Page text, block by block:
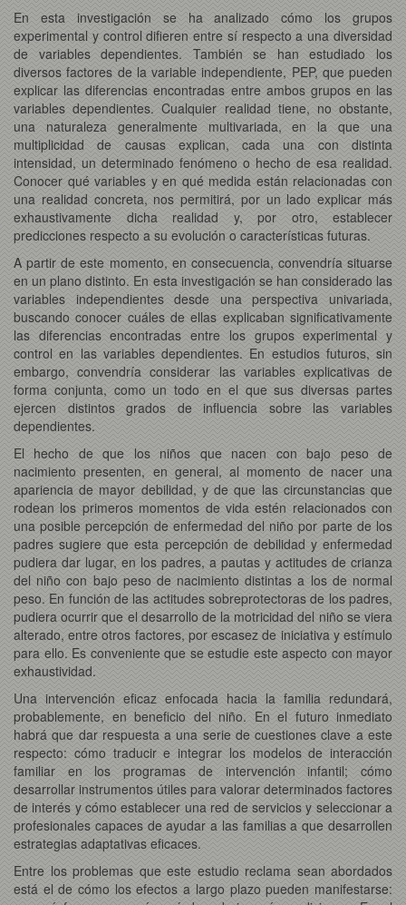
En esta investigación se ha analizado cómo los grupos
experimental y control difieren entre sí respecto a una diversidad
de variables dependientes. También se han estudiado los
diversos factores de la variable independiente, PEP, que pueden
explicar las diferencias encontradas entre ambos grupos en las
variables dependientes. Cualquier realidad tiene, no obstante,
una naturaleza generalmente multivariada, en la que una
multiplicidad de causas explican, cada una con distinta
intensidad, un determinado fenómeno o hecho de esa realidad.
Conocer qué variables y en qué medida están relacionadas con
una realidad concreta, nos permitirá, por un lado explicar más
exhaustivamente dicha realidad y, por otro, establecer
predicciones respecto a su evolución o características futuras.
A partir de este momento, en consecuencia, convendría situarse
en un plano distinto. En esta investigación se han considerado las
variables independientes desde una perspectiva univariada,
buscando conocer cuáles de ellas explicaban significativamente
las diferencias encontradas entre los grupos experimental y
control en las variables dependientes. En estudios futuros, sin
embargo, convendría considerar las variables explicativas de
forma conjunta, como un todo en el que sus diversas partes
ejercen distintos grados de influencia sobre las variables
dependientes.
El hecho de que los niños que nacen con bajo peso de
nacimiento presenten, en general, al momento de nacer una
apariencia de mayor debilidad, y de que las circunstancias que
rodean los primeros momentos de vida estén relacionados con
una posible percepción de enfermedad del niño por parte de los
padres sugiere que esta percepción de debilidad y enfermedad
pudiera dar lugar, en los padres, a pautas y actitudes de crianza
del niño con bajo peso de nacimiento distintas a los de normal
peso. En función de las actitudes sobreprotectoras de los padres,
pudiera ocurrir que el desarrollo de la motricidad del niño se viera
alterado, entre otros factores, por escasez de iniciativa y estímulo
para ello. Es conveniente que se estudie este aspecto con mayor
exhaustividad.
Una intervención eficaz enfocada hacia la familia redundará,
probablemente, en beneficio del niño. En el futuro inmediato
habrá que dar respuesta a una serie de cuestiones clave a este
respecto: cómo traducir e integrar los modelos de interacción
familiar en los programas de intervención infantil; cómo
desarrollar instrumentos útiles para valorar determinados factores
de interés y cómo establecer una red de servicios y seleccionar a
profesionales capaces de ayudar a las familias a que desarrollen
estrategias adaptativas eficaces.
Entre los problemas que este estudio reclama sean abordados
está el de cómo los efectos a largo plazo pueden manifestarse: